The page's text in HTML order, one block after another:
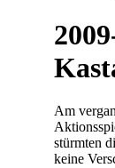
Am
stürmten
keine